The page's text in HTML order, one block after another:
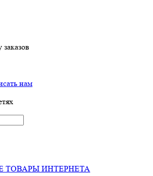
нам
ИНТЕРНЕТА